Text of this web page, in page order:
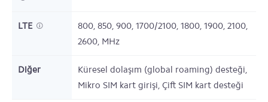
LTE
800, 850, 900, 1700/2100, 1800, 1900, 2100,
2600, MHz
Diğer
Küresel dolaşım (global roaming) desteği,
Mikro SIM kart girişi, Çift SIM kart desteği